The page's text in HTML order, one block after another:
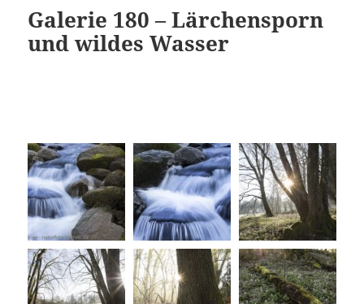
Galerie 180 – Lärchensporn
und wildes Wasser